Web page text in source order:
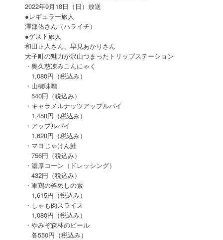
2022年9月18日（日）放送
●レギュラー旅人
澤部佑さん（ハライチ）
●ゲスト旅人
和田正人さん、早見あかりさん
大子町の魅力が沢山つまったトリップステーション
・奥久慈凍みこんにゃく
1,080円（税込み）
・山椒味噌
540円（税込み）
・キャラメルナッツアップルパイ
1,450円（税込み）
・アップルパイ
1,620円（税込み）
・マヨじゃけん鮭
756円（税込み）
・濃厚コーン（ドレッシング）
432円（税込み）
・軍鶏の釜めしの素
1,615円（税込み）
・しゃも肉スライス
1,080円（税込み）
・やみぞ森林のビール
各550円（税込み）